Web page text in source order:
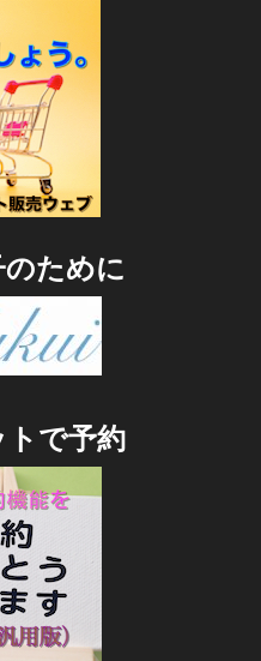
ために
トで予約